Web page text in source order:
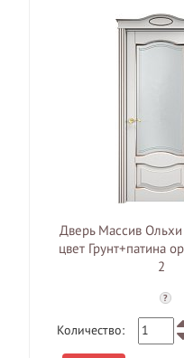
Дверь Массив
цвет Грунт+патина
2
?
Количество: